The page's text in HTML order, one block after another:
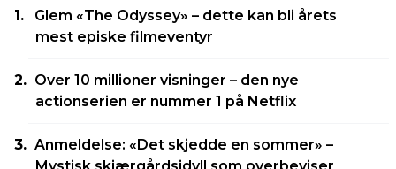
Glem «The Odyssey» – dette kan bli årets
mest episke filmeventyr
Over 10 millioner visninger – den nye
actionserien er nummer 1 på Netflix
Anmeldelse: «Det skjedde en sommer» –